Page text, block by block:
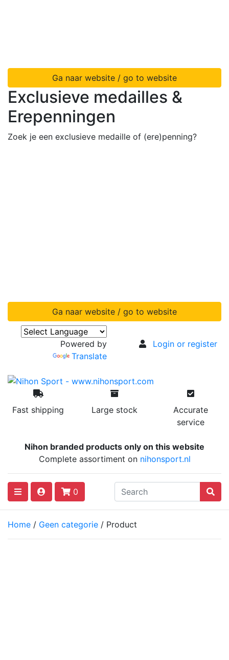
Ga naar website / go to website
Exclusieve medailles &
Erepenningen
Zoek je een exclusieve medaille of (ere)penning?
Ga naar website / go to website
Powered by
Translate
Login or register
Fast shipping Large stock
Accurate
service
Nihon branded products only on this website
Complete assortiment on nihonsport.nl
0
Home / Geen categorie / Product